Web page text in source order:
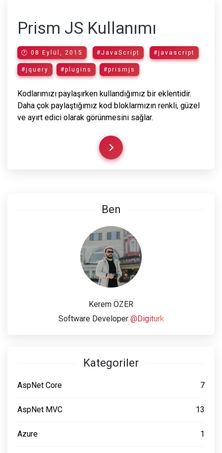
Prism JS Kullanımı
🕐 08 Eylül, 2015 #JavaScript #javascript
#jquery #plugins #prismjs
Kodlarımızı paylaşırken kullandığımız bir eklentidir.
Daha çok paylaştığımız kod bloklarmızın renkli, güzel
ve ayırt edici olarak görünmesini sağlar.
Ben
Kerem ÖZER
Software Developer @Digiturk
Kategoriler
AspNet Core 7
AspNet MVC 13
Azure 1